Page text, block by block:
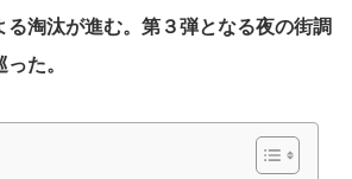
る淘汰が進む。第３弾となる夜の街調
た。